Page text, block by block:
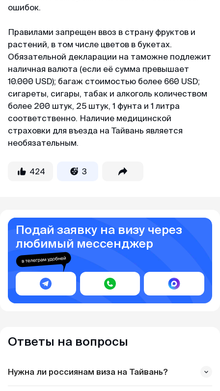
ошибок.
Правилами запрещен ввоз в страну фруктов и
растений, в том числе цветов в букетах.
Обязательной декларации на таможне подлежит
наличная валюта (если её сумма превышает
10.000 USD); багаж стоимостью более 660 USD;
сигареты, сигары, табак и алкоголь количеством
более 200 штук, 25 штук, 1 фунта и 1 литра
соответственно. Наличие медицинской
страховки для въезда на Тайвань является
необязательным.
424 3
Подай заявку на визу через
любимый мессенджер
Ответы на вопросы
Нужна ли россиянам виза на Тайвань?